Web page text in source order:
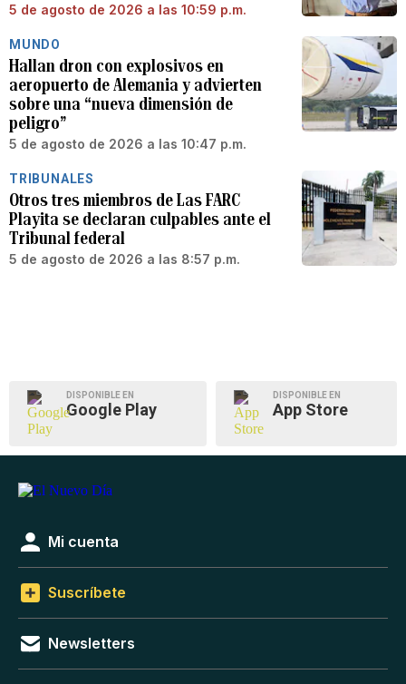
5 de agosto de 2026 a las 10:59 p.m.
MUNDO
Hallan dron con explosivos en
aeropuerto de Alemania y advierten
sobre una “nueva dimensión de
peligro”
5 de agosto de 2026 a las 10:47 p.m.
TRIBUNALES
Otros tres miembros de Las FARC
Playita se declaran culpables ante el
Tribunal federal
5 de agosto de 2026 a las 8:57 p.m.
DISPONIBLE EN
Google Play
DISPONIBLE EN
App Store
Mi cuenta
Suscríbete
Newsletters